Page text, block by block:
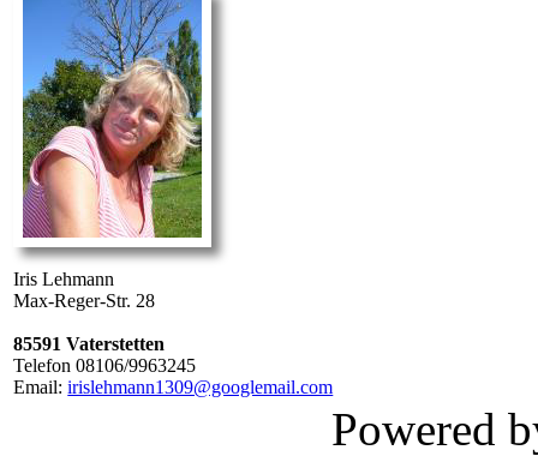
Iris Lehmann
Max-Reger-Str. 28
85591 Vaterstetten
Telefon 08106/9963245
Email:irislehmann1309@googlemail.com
Powered